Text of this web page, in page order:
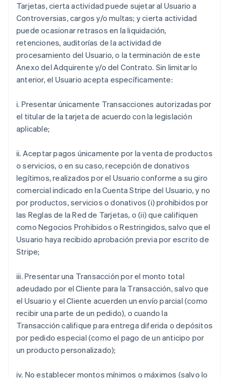
Tarjetas, cierta actividad puede sujetar al Usuario a
Controversias, cargos y/o multas; y cierta actividad
puede ocasionar retrasos en la liquidación,
retenciones, auditorías de la actividad de
procesamiento del Usuario, o la terminación de este
Anexo del Adquirente y/o del Contrato. Sin limitar lo
anterior, el Usuario acepta específicamente:
i. Presentar únicamente Transacciones autorizadas por
el titular de la tarjeta de acuerdo con la legislación
aplicable;
ii. Aceptar pagos únicamente por la venta de productos
o servicios, o en su caso, recepción de donativos
legítimos, realizados por el Usuario conforme a su giro
comercial indicado en la Cuenta Stripe del Usuario, y no
por productos, servicios o donativos (i) prohibidos por
las Reglas de la Red de Tarjetas, o (ii) que califiquen
como Negocios Prohibidos o Restringidos, salvo que el
Usuario haya recibido aprobación previa por escrito de
Stripe;
iii. Presentar una Transacción por el monto total
adeudado por el Cliente para la Transacción, salvo que
el Usuario y el Cliente acuerden un envío parcial (como
recibir una parte de un pedido), o cuando la
Transacción califique para entrega diferida o depósitos
por pedido especial (como el pago de un anticipo por
un producto personalizado);
iv. No establecer montos mínimos o máximos (salvo lo